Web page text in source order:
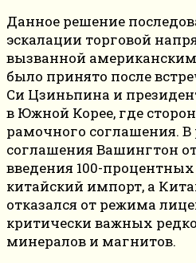
Данное решение
эскалации торговой
вызванной
было принято после
Си Цзиньпина и
в Южной Корее, где
рамочного соглашения. В
соглашения Вашингтон
введения 100-
китайский импорт, а
отказался от режима
критически важных
минералов и магнитов.